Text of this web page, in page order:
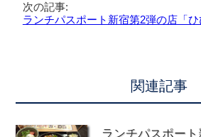
次の記事:
ランチパスポート新宿第2弾の店「ひ
関連記事
ランチパスポー